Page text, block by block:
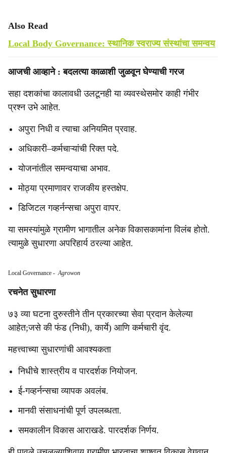
Also Read
Local Body Governance: स्थानिक स्वराज्य संस्थांचा समन्वय
आजची आव्हाने : बदलत्या काळाशी जुळवून घेण्याची गरज
सहा दशकांचा कालावधी उलटूनही या व्यवस्थेसमोर काही गंभीर
प्रश्न उभे आहेत.
अपुरा निधी व त्याचा अनियमित प्रवाह.
अधिकारी–कर्मचाऱ्यांची रिक्त पदे.
योजनांतील समन्वयाचा अभाव.
मोठ्या प्रमाणावर राजकीय हस्तक्षेप.
डिजिटल गव्हर्नन्सचा अपुरा वापर.
या समस्यांमुळे ग्रामीण भागातील अनेक विकासकामांना विलंब होतो.
त्यामुळे सुधारणा अपरिहार्य ठरल्या आहेत.
Local Governance -Agrowon
रचनेत सुधारणा
७३ व्या घटना दुरुस्तीने तीन प्रकारच्या सेवा प्रदान केलेल्या
आहेत;जसे की फंड (निधी), कार्ये) आणि कर्मचारी वृंद.
महत्त्वाच्या सुधारणांची आवश्यकता
निधीचे शास्त्रीय व पारदर्शक नियोजन.
ई-गव्हर्नन्सचा व्यापक अवलंब.
मानवी संसाधनांची पूर्ण उपलब्धता.
समकालीन विकास आराखडे. पारदर्शक निर्णय.